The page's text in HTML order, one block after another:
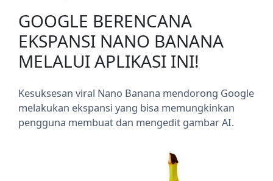
GOOGLE BERENCANA
EKSPANSI NANO BANANA
MELALUI APLIKASI INI!
Kesuksesan viral Nano Banana mendorong Google
melakukan ekspansi yang bisa memungkinkan
pengguna membuat dan mengedit gambar AI.